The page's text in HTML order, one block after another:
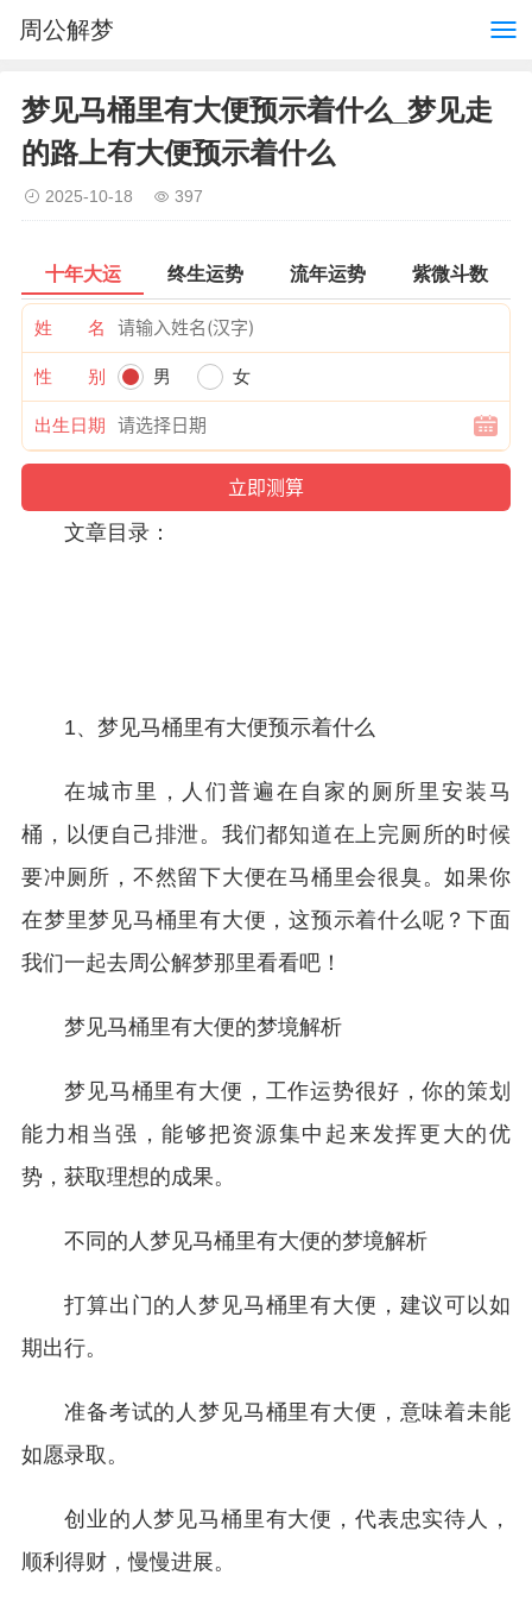
周公解梦
梦见马桶里有大便预示着什么_梦见走
的路上有大便预示着什么
2025-10-18 397
十年大运 终生运势 流年运势 紫微斗数
姓 名
性 别 男 女
出生日期
文章目录：
1、梦见马桶里有大便预示着什么
在城市里，人们普遍在自家的厕所里安装马
桶，以便自己排泄。我们都知道在上完厕所的时候
要冲厕所，不然留下大便在马桶里会很臭。如果你
在梦里梦见马桶里有大便，这预示着什么呢？下面
我们一起去周公解梦那里看看吧！
梦见马桶里有大便的梦境解析
梦见马桶里有大便，工作运势很好，你的策划
能力相当强，能够把资源集中起来发挥更大的优
势，获取理想的成果。
不同的人梦见马桶里有大便的梦境解析
打算出门的人梦见马桶里有大便，建议可以如
期出行。
准备考试的人梦见马桶里有大便，意味着未能
如愿录取。
创业的人梦见马桶里有大便，代表忠实待人，
顺利得财，慢慢进展。